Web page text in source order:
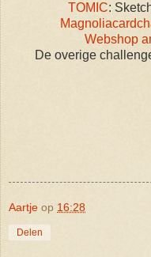
TOMIC:
Webshop
De overige
Aartje op 16:28
Delen